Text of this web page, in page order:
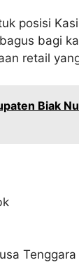
posisi
bagi
retail
Biak
Tenggara